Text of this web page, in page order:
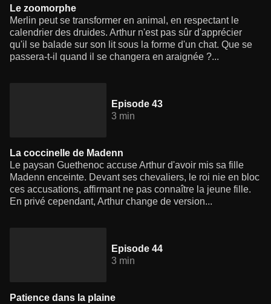
Le zoomorphe
Merlin peut se transformer en animal, en respectant le
calendrier des druides. Arthur n'est pas sûr d'apprécier
qu'il se balade sur son lit sous la forme d'un chat. Que se
passera-t-il quand il se changera en araignée ?...
Episode 43
3 min
La coccinelle de Madenn
Le paysan Guethenoc accuse Arthur d'avoir mis sa fille
Madenn enceinte. Devant ses chevaliers, le roi nie en bloc
ces accusations, affirmant ne pas connaître la jeune fille.
En privé cependant, Arthur change de version...
Episode 44
3 min
Patience dans la plaine